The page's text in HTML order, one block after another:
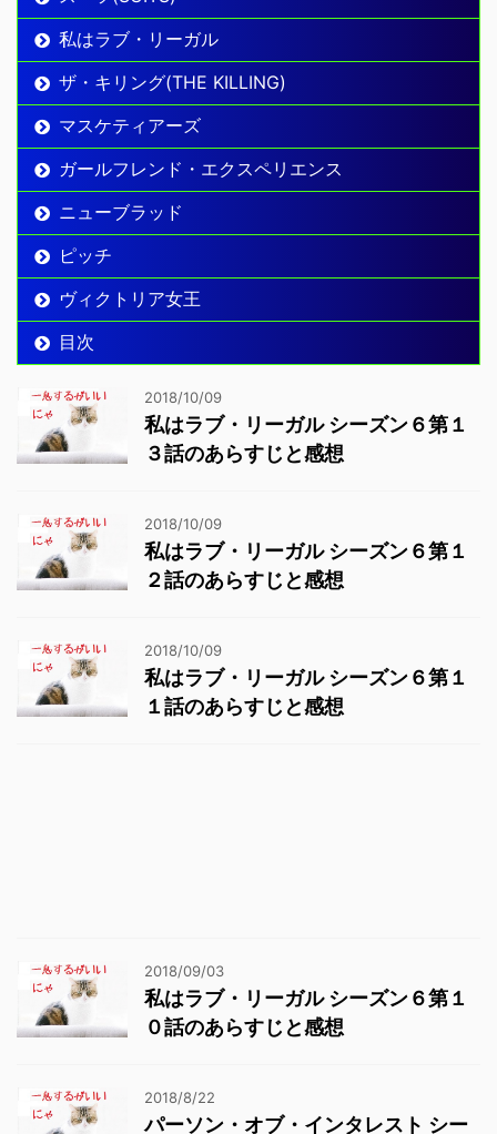
私はラブ・リーガル
ザ・キリング(THE KILLING)
マスケティアーズ
ガールフレンド・エクスペリエンス
ニューブラッド
ピッチ
ヴィクトリア女王
目次
2018/10/09
私はラブ・リーガル シーズン６第１
３話のあらすじと感想
2018/10/09
私はラブ・リーガル シーズン６第１
２話のあらすじと感想
2018/10/09
私はラブ・リーガル シーズン６第１
１話のあらすじと感想
2018/09/03
私はラブ・リーガル シーズン６第１
０話のあらすじと感想
2018/8/22
パーソン・オブ・インタレスト シー